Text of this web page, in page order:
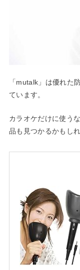
「mutalk」は優れた
ています。
カラオケだけに使う
品も見つかるかもしれ